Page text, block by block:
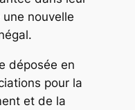
nouvelle
déposée en
pour la
et de la